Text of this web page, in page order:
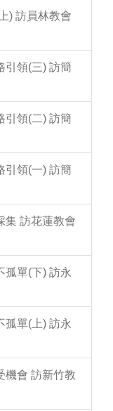
) 訪員林教會
引領(三) 訪簡
引領(二) 訪簡
引領(一) 訪簡
集 訪花蓮教會
孤單(下) 訪永
孤單(上) 訪永
機會 訪新竹教